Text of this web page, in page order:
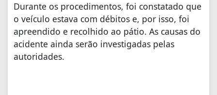
Durante os procedimentos, foi constatado que
o veículo estava com débitos e, por isso, foi
apreendido e recolhido ao pátio. As causas do
acidente ainda serão investigadas pelas
autoridades.